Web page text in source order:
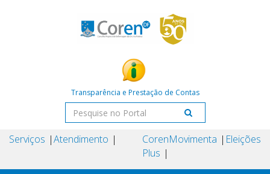
Transparência e Prestação de Contas
Serviços Atendimento
Coren
Plus
Movimenta Eleições